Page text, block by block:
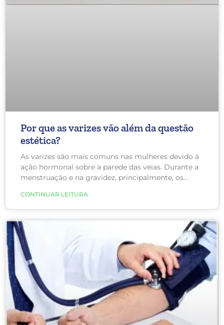
Por que as varizes vão além da questão
estética?
As varizes são mais comuns nas mulheres devido à
ação hormonal sobre a parede das veias. Durante a
menstruação e na gravidez, principalmente, os
que pessoas que permanecem muito tempo em pé,
possuem histórico familiar, são sedentárias ou
estão acima do peso também possuem maiores
chances de desenvolverem varizes.
CONTINUAR LEITURA